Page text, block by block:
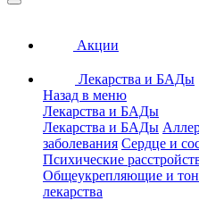
Акции
Лекарства и БАДы
Назад в меню
Лекарства и БАДы
Лекарства и БАДы
заболевания Сердце и
Психические
Общеукрепляющие и
лекарства